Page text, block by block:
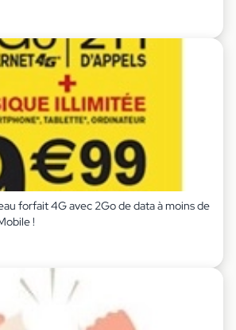
forfait 4G avec 2Go de data à moins de
!